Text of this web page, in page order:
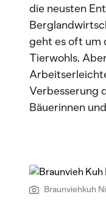
die neusten
geht es oft um
Tierwohls.
Verbesserung
Bäuerinnen
Braunviehkuh